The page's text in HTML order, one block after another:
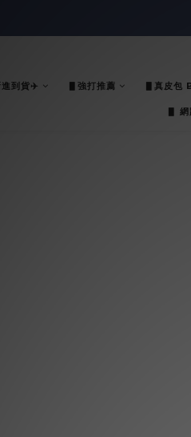
進到貨✈️ ▋強打推薦 ▋真皮包
▋